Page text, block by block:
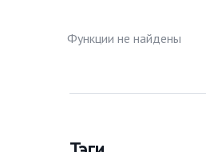
Функции не найдены